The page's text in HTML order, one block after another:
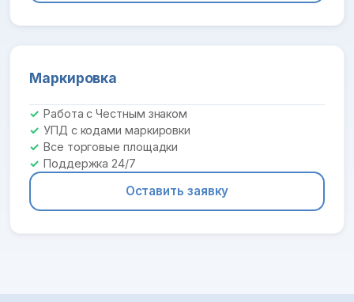
Маркировка
Работа с Честным знаком
УПД с кодами маркировки
Все торговые площадки
Поддержка 24/7
Оставить заявку